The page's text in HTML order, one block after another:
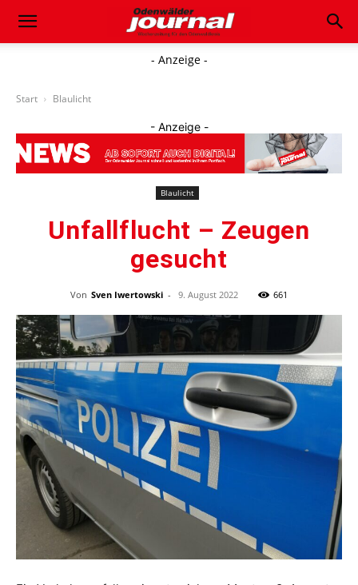
- Anzeige -
Start Blaulicht
- Anzeige -
Blaulicht
Unfallflucht – Zeugen
gesucht
Von Sven Iwertowski - 9. August 2022 661